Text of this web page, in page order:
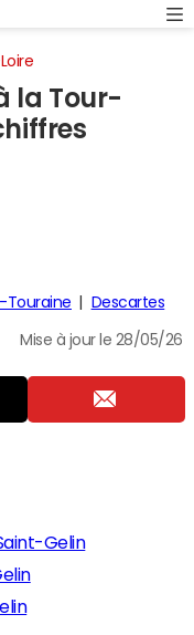
la Tour-
Touraine Descartes
Mise à jour le 28/05/26
Gelin